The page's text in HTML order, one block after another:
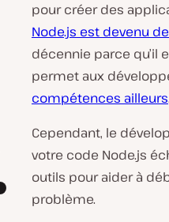
pour créer des
Node.js est devenu
décennie parce qu’il
permet aux
compétences ailleurs.
Cependant, le
votre code Node.js
outils pour aider à
problème.